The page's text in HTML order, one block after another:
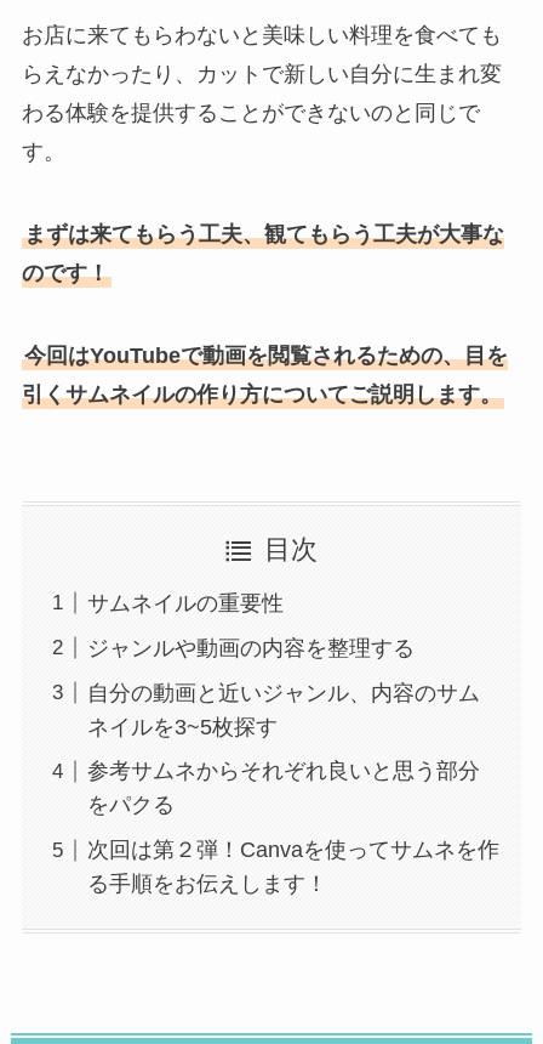
お店に来てもらわないと美味しい料理を食べても
らえなかったり、カットで新しい自分に生まれ変
わる体験を提供することができないのと同じで
す。
まずは来てもらう工夫、観てもらう工夫が大事な
のです！
今回はYouTubeで動画を閲覧されるための、目を
引くサムネイルの作り方についてご説明します。
目次
サムネイルの重要性
ジャンルや動画の内容を整理する
自分の動画と近いジャンル、内容のサム
ネイルを3~5枚探す
参考サムネからそれぞれ良いと思う部分
をパクる
次回は第２弾！Canvaを使ってサムネを作
る手順をお伝えします！